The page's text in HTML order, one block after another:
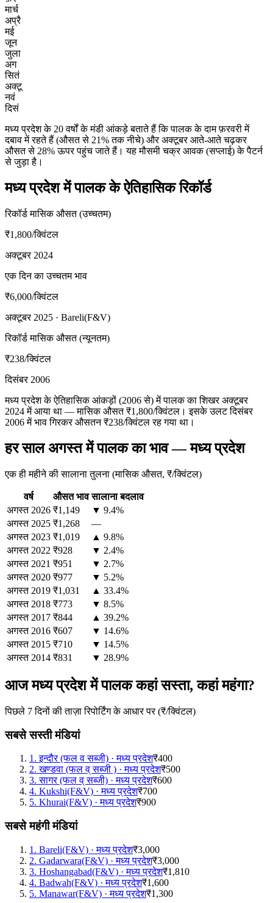
मार्च
अप्रै
मई
जून
जुला
अग
सितं
अक्टू
नवं
दिसं
मध्य प्रदेश के 20 वर्षों के मंडी आंकड़े बताते हैं कि पालक के दाम फ़रवरी में
दबाव में रहते हैं (औसत से 21% तक नीचे) और अक्टूबर आते-आते चढ़कर
औसत से 28% ऊपर पहुंच जाते हैं। यह मौसमी चक्र आवक (सप्लाई) के पैटर्न
से जुड़ा है।
मध्य प्रदेश में पालक के ऐतिहासिक रिकॉर्ड
रिकॉर्ड मासिक औसत (उच्चतम)
₹1,800/क्विंटल
अक्टूबर 2024
एक दिन का उच्चतम भाव
₹6,000/क्विंटल
अक्टूबर 2025 · Bareli(F&V)
रिकॉर्ड मासिक औसत (न्यूनतम)
₹238/क्विंटल
दिसंबर 2006
मध्य प्रदेश के ऐतिहासिक आंकड़ों (2006 से) में पालक का शिखर अक्टूबर
2024 में आया था — मासिक औसत ₹1,800/क्विंटल। इसके उलट दिसंबर
2006 में भाव गिरकर औसतन ₹238/क्विंटल रह गया था।
हर साल अगस्त में पालक का भाव — मध्य प्रदेश
एक ही महीने की सालाना तुलना (मासिक औसत, ₹/क्विंटल)
वर्ष औसत भाव सालाना बदलाव
अगस्त 2026 ₹1,149
▼ 9.4%
अगस्त 2025 ₹1,268
—
अगस्त 2023 ₹1,019
▲ 9.8%
अगस्त 2022 ₹928
▼ 2.4%
अगस्त 2021 ₹951
▼ 2.7%
अगस्त 2020 ₹977
▼ 5.2%
अगस्त 2019 ₹1,031
▲ 33.4%
अगस्त 2018 ₹773
▼ 8.5%
अगस्त 2017 ₹844
▲ 39.2%
अगस्त 2016 ₹607
▼ 14.6%
अगस्त 2015 ₹710
▼ 14.5%
अगस्त 2014 ₹831 ▼ 28.9%
आज मध्य प्रदेश में पालक कहां सस्ता, कहां महंगा?
पिछले 7 दिनों की ताज़ा रिपोर्टिंग के आधार पर (₹/क्विंटल)
सबसे सस्ती मंडियां
1 .इन्दौर (फल व सब्जी) ·मध्य प्रदेश₹400
2.खण्डवा (फल व् सब्जी ) ·मध्य प्रदेश₹500
3.सागर (फल व् सब्जी) ·मध्य प्रदेश₹600
4. Kukshi(F&V) ·मध्य प्रदेश₹700
5. Khurai(F&V) ·मध्य प्रदेश₹900
सबसे महंगी मंडियां
1 . Bareli(F&V) ·मध्य प्रदेश₹3,000
2. Gadarwara(F&V) ·मध्य प्रदेश₹3,000
3. Hoshangabad(F&V) ·मध्य प्रदेश₹1,810
4. Badwah(F&V) ·मध्य प्रदेश₹1,600
5. Manawar(F&V) ·मध्य प्रदेश₹1,300